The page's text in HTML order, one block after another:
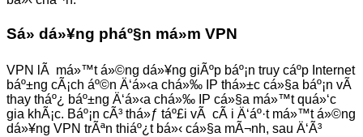
Sá»­ dá»¥ng pháº§n má»m VPN
VPN lÃ má»™t á»©ng dá»¥ng giÃºp báº¡n truy cáº­p Internet
báº±ng cÃ¡ch áº©n Ä‘á»‹a chá»‰ IP thá»±c cá»§a báº¡n vÃ
thay tháº¿ báº±ng Ä‘á»‹a chá»‰ IP cá»§a má»™t quá»‘c
gia khÃ¡c. Báº¡n cÃ³ thá»ƒ táº£i vÃ cÃ i Ä‘áº·t má»™t á»©ng
dá»¥ng VPN trÃªn thiáº¿t bá»‹ cá»§a mÃ¬nh, sau Ä‘Ã³